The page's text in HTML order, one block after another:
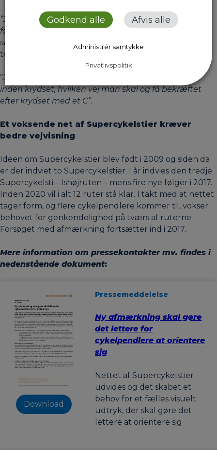
”Jeg var ikke i tvivl om vejen, fordi pilene hjalp til at
forsikre om, at man var på rette vej. Det fungerer godt
som supplement til skiltningen”
, udtaler en af
testpendlerne, mens en anden testpendler fortæller:
”Jeg er glad for C’erne (logo red). Det er fedt at vide
inden krydset, hvilken vej man skal og få bekræftet
efter krydset med et C”.
Et voksende net af Supercykelstier kræver
bedre vejvisning
Ideen om Supercykelstier blev født i 2009 og siden da
er der indviet to Supercykelstier. I år indvies den tredje
Supercykelsti – Ishøjruten – mens fire nye følger i 2017.
Inden 2020 vil i alt 12 ruter stå klar. I takt med at nettet
tager form, og flere cykelpendlere kommer til, vokser
behovet for genkendelighed på tværs af ruterne.
Forsøget med afmærkning fortsætter ind i 2017.
Mere information om pressekontakter mv. findes i
nedenstående dokument:
Download
Pressemeddelelse
Ny afmærkning skal gøre
det lettere for
cykelpendlere at orientere
sig
Nettet af Supercykelstier
udvides og det skabet et
behov for et fælles visuelt
udtryk, der skal gøre det
lettere at orientere sig
Godkend alle Afvis alle
Administrér samtykke
Privatlivspolitik